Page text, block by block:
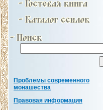
Проблемы современного
монашества
Правовая информация